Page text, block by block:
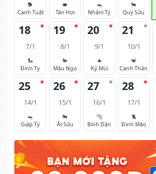
🐕
Canh Tuất
🐖
Tân Hợi
🐀
Nhâm Tý
🐂
Quý Sửu
18
7/1
🐍
Đinh Tỵ
19
8/1
🐎
Mậu Ngọ
20
9/1
🐐
Kỷ Mùi
21
10/1
🐒
Canh Thân
25
14/1
🐀
Giáp Tý
26
15/1
🐂
Ất Sửu
27
16/1
🐅
Bính Dần
28
17/1
🐈
Đinh Mão